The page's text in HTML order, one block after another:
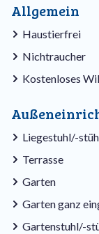
Allgemein
Haustierfrei
Nichtraucher
Kostenloses
Liegestuhl/-
Terrasse
Garten
Garten ganz
Gartenstuhl/-